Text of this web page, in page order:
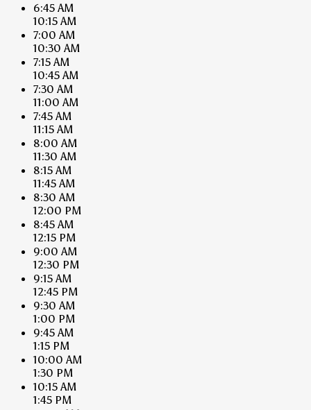
6:45 AM
10:15 AM
7:00 AM
10:30 AM
7:15 AM
10:45 AM
7:30 AM
11:00 AM
7:45 AM
11:15 AM
8:00 AM
11:30 AM
8:15 AM
11:45 AM
8:30 AM
12:00 PM
8:45 AM
12:15 PM
9:00 AM
12:30 PM
9:15 AM
12:45 PM
9:30 AM
1:00 PM
9:45 AM
1:15 PM
10:00 AM
1:30 PM
10:15 AM
1:45 PM